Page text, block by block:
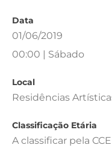
Data
01/06/2019
00:00 | Sábado
Local
Residências
Classificação Etária
A classificar pela CCE